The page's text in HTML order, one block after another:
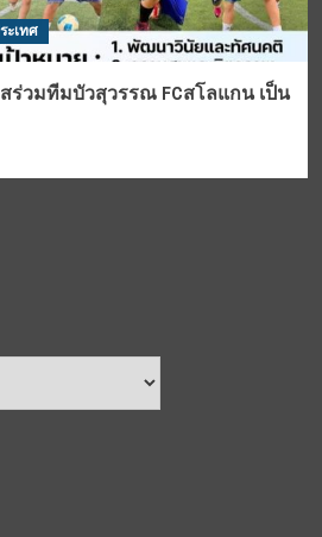
ะเทศ
ร่วมทีมบัวสุวรรณ FCสโลแกน เป็น